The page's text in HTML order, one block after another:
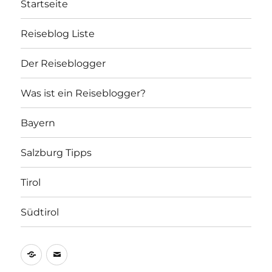
Startseite
Reiseblog Liste
Der Reiseblogger
Was ist ein Reiseblogger?
Bayern
Salzburg Tipps
Tirol
Südtirol
Allgemein
E-